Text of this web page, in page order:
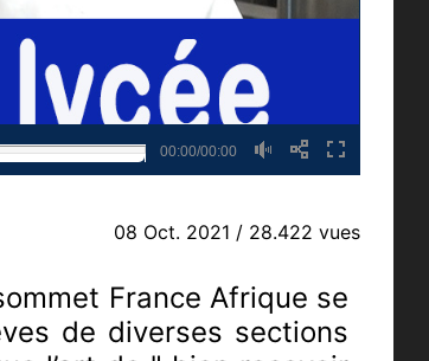
00:00/00:00
08 Oct. 2021 / 28.422 vues
France Afrique se
de diverses sections